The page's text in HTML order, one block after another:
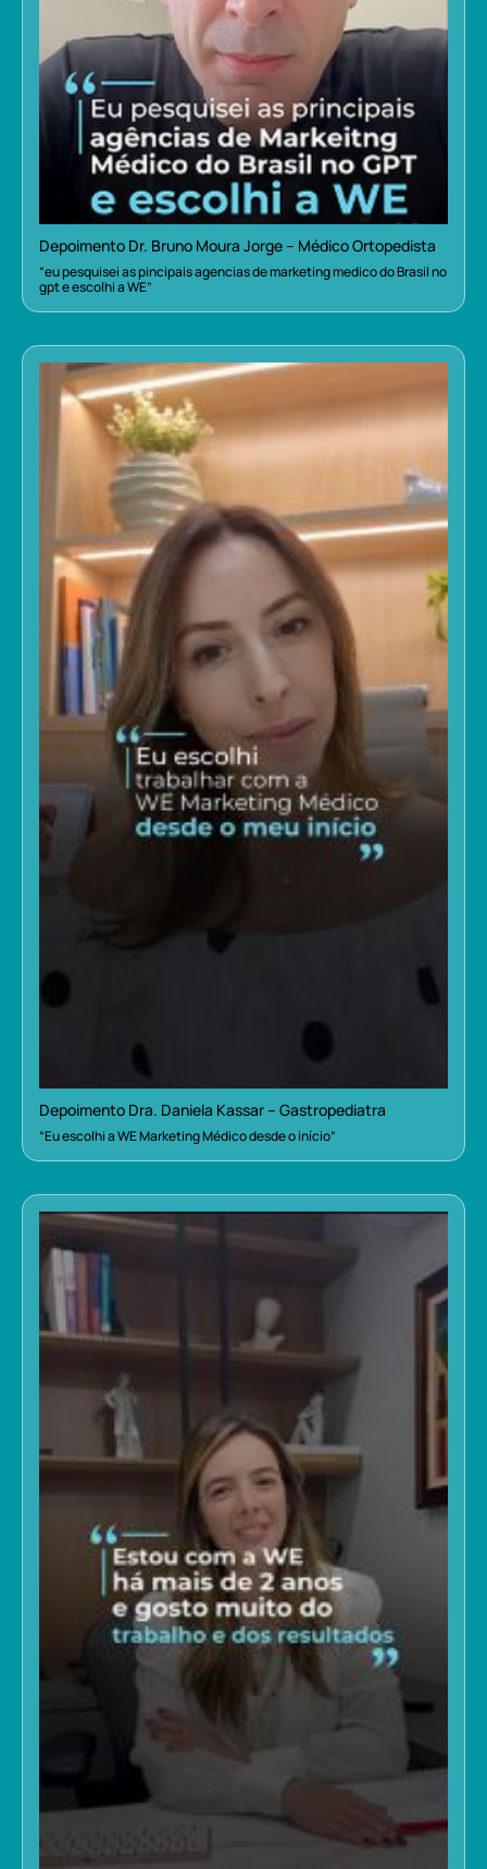
Depoimento Dr. Bruno Moura Jorge – Médico Ortopedista
“eu pesquisei as pincipais agencias de marketing medico do Brasil no
gpt e escolhi a WE”
Depoimento Dra. Daniela Kassar – Gastropediatra
“Eu escolhi a WE Marketing Médico desde o início”